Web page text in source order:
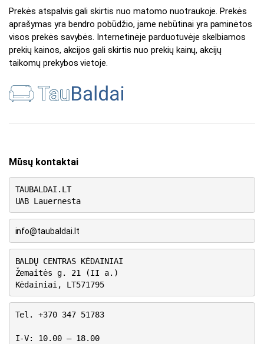
Prekės atspalvis gali skirtis nuo matomo nuotraukoje. Prekės
aprašymas yra bendro pobūdžio, jame nebūtinai yra paminėtos
visos prekės savybės. Internetinėje parduotuvėje skelbiamos
prekių kainos, akcijos gali skirtis nuo prekių kainų, akcijų
taikomų prekybos vietoje.
Mūsų kontaktai
TAUBALDAI.LT
UAB Lauernesta
info@taubaldai.lt
BALDŲ CENTRAS KĖDAINIAI
Žemaitės g. 21 (II a.)
Kėdainiai, LT571795
Tel. +370 347 51783
I-V: 10.00 – 18.00